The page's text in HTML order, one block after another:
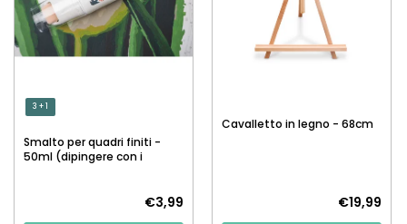
3 + 1
Smalto per quadri finiti -
50ml (dipingere con i
€3,99
Cavalletto in legno - 68cm
€19,99